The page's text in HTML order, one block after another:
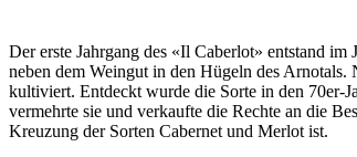
Der erste Jahrgang des «Il Caberlot» entstand
neben dem Weingut in den Hügeln des
kultiviert. Entdeckt wurde die Sorte in den 70er-
vermehrte sie und verkaufte die Rechte an die
Kreuzung der Sorten Cabernet und Merlot ist.